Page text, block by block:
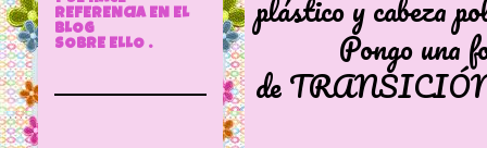
plástico y cabeza
Pongo una foto
de
REFERENCIA EN EL
BLOG
SOBRE ELLO .